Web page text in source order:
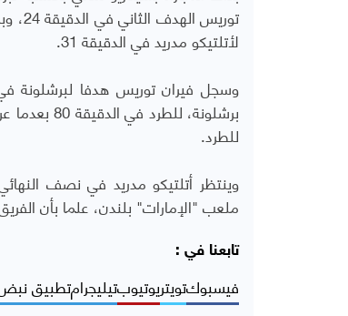
لأتلتيكو مدريد في الدقيقة 31.
برشلونة،
للطرد.
وينتظر أتلتيكو مدريد في نصف
ملعب "الإمارات" بلندن، علما بأن
تابعنا في :
فيسبوكتويتريوتيوبتيليجرامتطبيق